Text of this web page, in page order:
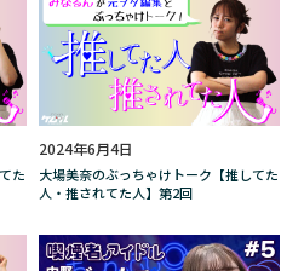
百木田家の古書暮らし
相場
真城めぐみ
神保町
禁煙ガイド
いの
秋月りす
種類
浄機
笹井千織
た
2024年6月4日
大場美奈のぶっちゃけトーク【推してた
人・推されてた人】第2回